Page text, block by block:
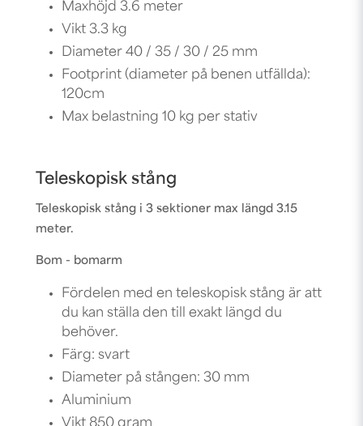
Maxhöjd 3.6 meter
Vikt 3.3 kg
Diameter 40 / 35 / 30 / 25 mm
Footprint (diameter på benen utfällda):
120cm
Max belastning 10 kg per stativ
Teleskopisk stång
Teleskopisk stång i 3 sektioner max längd 3.15
meter.
Bom - bomarm
Fördelen med en teleskopisk stång är att
du kan ställa den till exakt längd du
behöver.
Färg: svart
Diameter på stången: 30 mm
Aluminium